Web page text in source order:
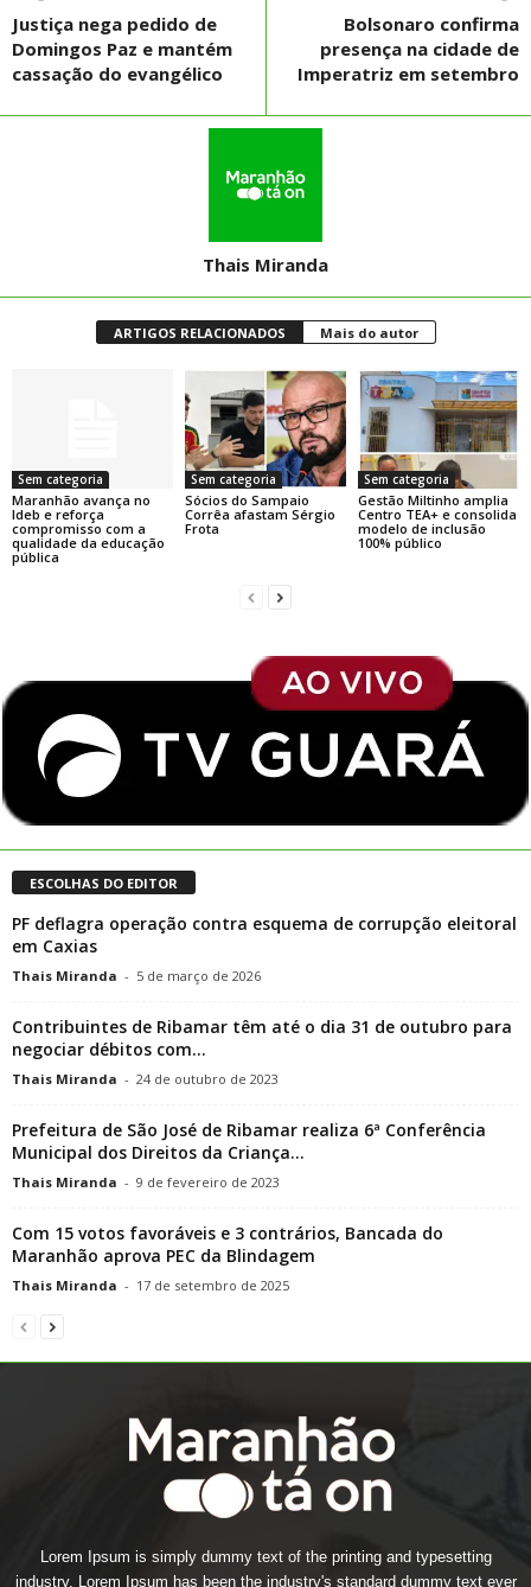
Justiça nega pedido de
Domingos Paz e mantém
cassação do evangélico
Bolsonaro confirma
presença na cidade de
Imperatriz em setembro
Thais Miranda
ARTIGOS RELACIONADOS Mais do autor
Sem categoria
Maranhão avança no
Ideb e reforça
compromisso com a
qualidade da educação
pública
Sem categoria
Sócios do Sampaio
Corrêa afastam Sérgio
Frota
Sem categoria
Gestão Miltinho amplia
Centro TEA+ e consolida
modelo de inclusão
100% público
ESCOLHAS DO EDITOR
PF deflagra operação contra esquema de corrupção eleitoral
em Caxias
Thais Miranda - 5 de março de 2026
Contribuintes de Ribamar têm até o dia 31 de outubro para
negociar débitos com...
Thais Miranda - 24 de outubro de 2023
Prefeitura de São José de Ribamar realiza 6ª Conferência
Municipal dos Direitos da Criança...
Thais Miranda - 9 de fevereiro de 2023
Com 15 votos favoráveis e 3 contrários, Bancada do
Maranhão aprova PEC da Blindagem
Thais Miranda - 17 de setembro de 2025
Lorem Ipsum is simply dummy text of the printing and typesetting
industry. Lorem Ipsum has been the industry's standard dummy text ever